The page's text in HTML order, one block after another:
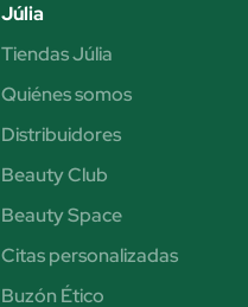
Júlia
Tiendas Júlia
Quiénes somos
Distribuidores
Beauty Club
Beauty Space
Citas personalizadas
Buzón Ético